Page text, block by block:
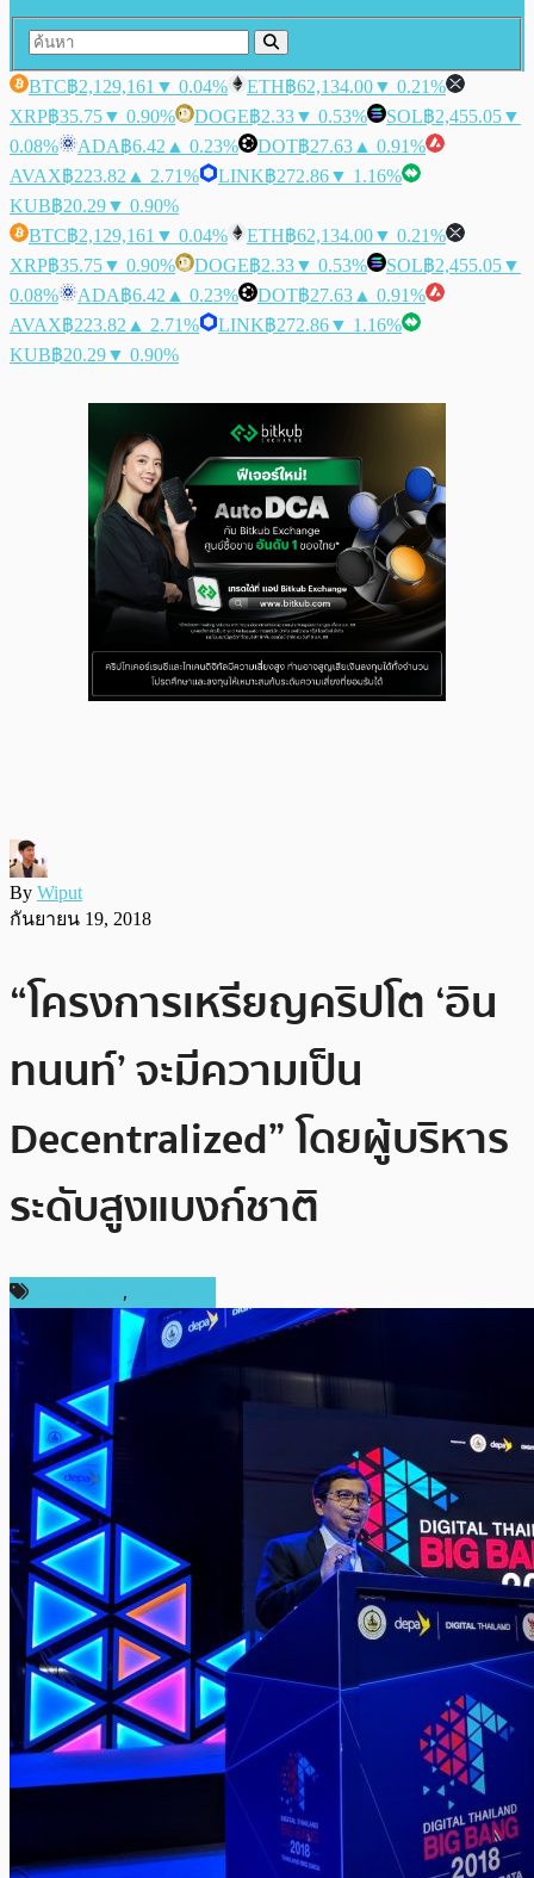
BTC฿2,129,161 ▼ 0.04% ETH฿62,134.00▼ 0.21%
XRP฿35.75▼ 0.90% DOGE฿2.33▼ 0.53% SOL฿2,455.05▼
0.08%
ADA฿6.42 ▲ 0.23% DOT฿27.63 ▲ 0.91%
AVAX฿223.82 ▲ 2.71% LINK฿272.86▼ 1.16%
KUB฿20.29▼ 0.90%
BTC฿2,129,161 ▼ 0.04% ETH฿62,134.00▼ 0.21%
XRP฿35.75▼ 0.90% DOGE฿2.33▼ 0.53% SOL฿2,455.05▼
0.08%
ADA฿6.42 ▲ 0.23% DOT฿27.63 ▲ 0.91%
AVAX฿223.82 ▲ 2.71% LINK฿272.86▼ 1.16%
KUB฿20.29▼ 0.90%
By Wiput
กันยายน 19, 2018
“โครงการเหรียญคริปโต ‘อิน
ทนนท์’ จะมีความเป็น
Decentralized” โดยผู้บริหาร
ระดับสูงแบงก์ชาติ
,